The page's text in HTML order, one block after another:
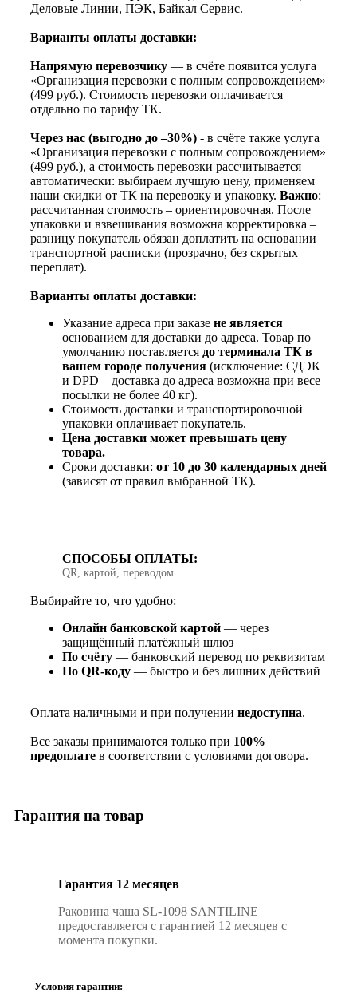
Деловые Линии, ПЭК, Байкал Сервис.
Варианты оплаты доставки:
Напрямую перевозчику — в счёте появится услуга
«Организация перевозки с полным сопровождением»
(499 руб.). Стоимость перевозки оплачивается
отдельно по тарифу ТК.
Через нас (выгодно до –30%) - в счёте также услуга
«Организация перевозки с полным сопровождением»
(499 руб.), а стоимость перевозки рассчитывается
автоматически: выбираем лучшую цену, применяем
наши скидки от ТК на перевозку и упаковку. Важно:
рассчитанная стоимость – ориентировочная. После
упаковки и взвешивания возможна корректировка –
разницу покупатель обязан доплатить на основании
транспортной расписки (прозрачно, без скрытых
переплат).
Варианты оплаты доставки:
Указание адреса при заказе не является
основанием для доставки до адреса. Товар по
умолчанию поставляется до терминала ТК в
вашем городе получения (исключение: СДЭК
и DPD – доставка до адреса возможна при весе
посылки не более 40 кг).
Стоимость доставки и транспортировочной
упаковки оплачивает покупатель.
Цена доставки может превышать цену
товара.
Сроки доставки: от 10 до 30 календарных дней
(зависят от правил выбранной ТК).
СПОСОБЫ ОПЛАТЫ:
QR, картой, переводом
Выбирайте то, что удобно:
Онлайн банковской картой — через
защищённый платёжный шлюз
По счёту — банковский перевод по реквизитам
По QR‑коду — быстро и без лишних действий
Оплата наличными и при получении недоступна.
Все заказы принимаются только при 100%
предоплате в соответствии с условиями договора.
Гарантия на товар
Гарантия 12 месяцев
Раковина чаша SL-1098 SANTILINE
предоставляется с гарантией 12 месяцев с
момента покупки.
Условия гарантии: